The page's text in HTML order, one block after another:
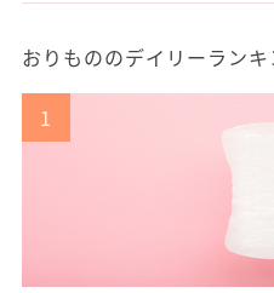
おりもののデイリーランキ